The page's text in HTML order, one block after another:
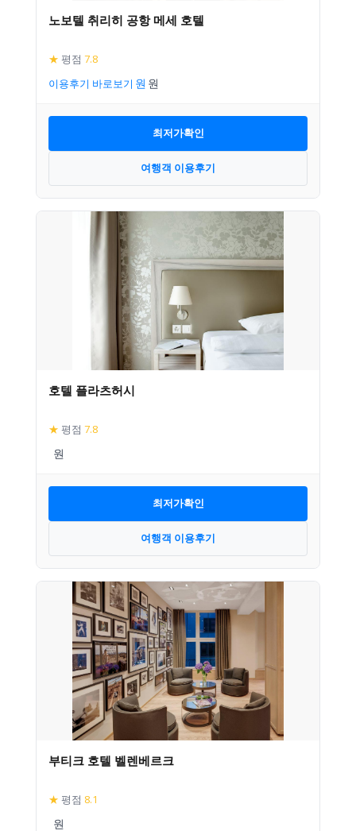
노보텔 취리히 공항 메세 호텔
★ 평점 7.8
이용후기 바로보기
최저가확인
여행객 이용후기
호텔 플라츠허시
★ 평점 7.8
최저가확인
여행객 이용후기
부티크 호텔 벨렌베르크
★ 평점 8.1